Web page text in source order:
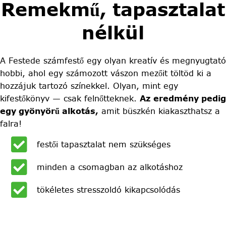
Remekmű, tapasztalat
nélkül
A Festede számfestő egy olyan kreatív és megnyugtató
hobbi, ahol egy számozott vászon mezőit töltöd ki a
hozzájuk tartozó színekkel. Olyan, mint egy
kifestőkönyv — csak felnőtteknek. Az eredmény pedig
egy gyönyörű alkotás, amit büszkén kiakaszthatsz a
falra!
festői tapasztalat nem szükséges
minden a csomagban az alkotáshoz
tökéletes stresszoldó kikapcsolódás